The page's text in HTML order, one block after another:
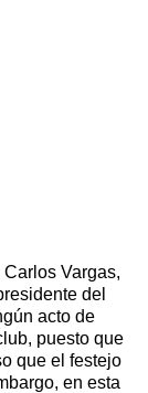
Vargas,
del
acto de
puesto que
que el festejo
en esta